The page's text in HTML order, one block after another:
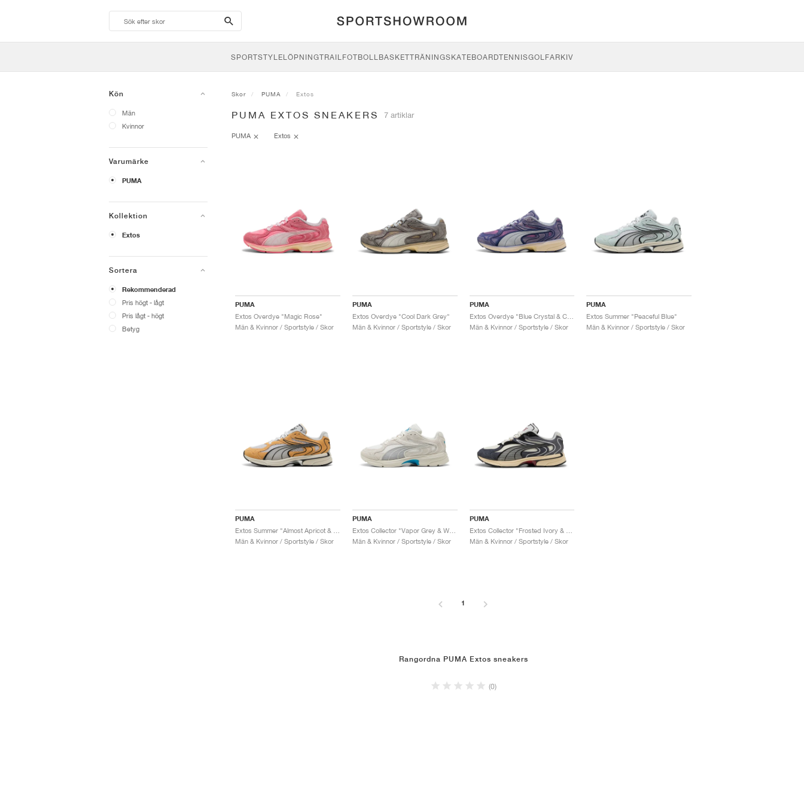
search-
btn
SPORTSTYLELÖPNINGTRAILFOTBOLLBASKETTRÄNINGSKATEBOARDTENNISGOLFARKIV
Kön
Män
Kvinnor
Varumärke
PUMA
Kollektion
Extos
Sortera
Rekommenderad
Pris högt - lågt
Pris lågt - högt
Betyg
Skor PUMA Extos
PUMA EXTOS SNEAKERS 7 artiklar
PUMA Extos
PUMA
Extos Overdye "Magic Rose"
Män & Kvinnor / Sportstyle / Skor
PUMA
Extos Overdye "Cool Dark Grey"
Män & Kvinnor / Sportstyle / Skor
PUMA
Extos Overdye "Blue Crystal & Cool Weather"
Män & Kvinnor / Sportstyle / Skor
PUMA
Extos Summer "Peaceful Blue"
Män & Kvinnor / Sportstyle / Skor
PUMA
Män & Kvinnor / Sportstyle / Skor
PUMA
Extos Collector "Vapor Grey & Warm White"
Män & Kvinnor / Sportstyle / Skor
PUMA
Män & Kvinnor / Sportstyle / Skor
1
Rangordna PUMA Extos sneakers
(0)